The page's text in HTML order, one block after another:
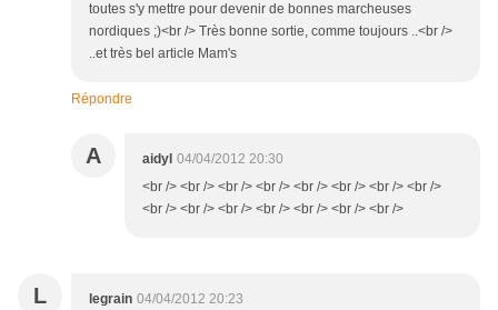
toutes s'y mettre pour devenir de bonnes marcheuses
nordiques ;)<br /> Très bonne sortie, comme toujours ..<br />
..et très bel article Mam's
Répondre
A aidyl 04/04/2012 20:30
<br /> <br /> <br /> <br /> <br /> <br /> <br /> <br />
<br /> <br /> <br /> <br /> <br /> <br /> <br />
L legrain 04/04/2012 20:23